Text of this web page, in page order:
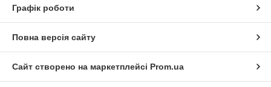
Графік роботи
Повна версія сайту
Сайт створено на маркетплейсі Prom.ua